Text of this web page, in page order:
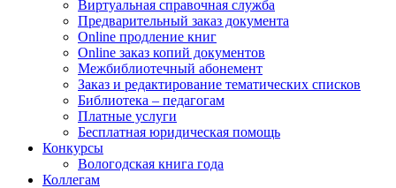
Виртуальная справочная служба
Предварительный заказ документа
Online продление книг
Online заказ копий документов
Межбиблиотечный абонемент
Заказ и редактирование тематических списков
Библиотека – педагогам
Платные услуги
Бесплатная юридическая помощь
Конкурсы
Вологодская книга года
Коллегам